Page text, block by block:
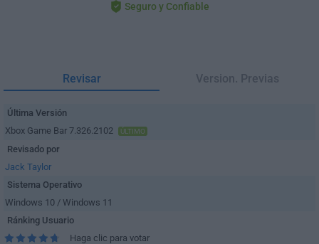
Seguro y Confiable
Revisar Version. Previas
Última Versión
Xbox Game Bar 7.326.2102
ÚLTIMO
Revisado por
Jack Taylor
Sistema Operativo
Windows 10 / Windows 11
Ránking Usuario
Haga clic para votar